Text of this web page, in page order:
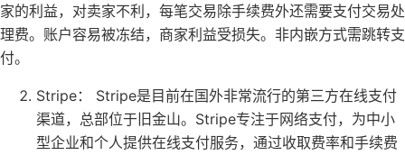
家的利益，对卖家不利，每笔交易除手续费外还需要支付交易处
理费。账户容易被冻结，商家利益受损失。非内嵌方式需跳转支
付。
Stripe： Stripe是目前在国外非常流行的第三方在线支付
渠道，总部位于旧金山。Stripe专注于网络支付，为中小
型企业和个人提供在线支付服务，通过收取费率和手续费